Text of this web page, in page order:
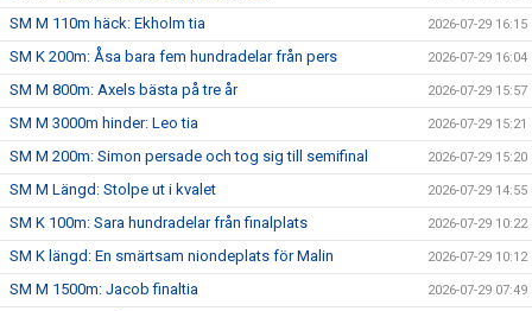
SM M 110m häck: Ekholm tia 2026-07-29 16:15
SM K 200m: Åsa bara fem hundradelar från pers 2026-07-29 16:04
SM M 800m: Axels bästa på tre år 2026-07-29 15:57
SM M 3000m hinder: Leo tia 2026-07-29 15:21
SM M 200m: Simon persade och tog sig till semifinal 2026-07-29 15:20
SM M Längd: Stolpe ut i kvalet 2026-07-29 14:55
SM K 100m: Sara hundradelar från finalplats 2026-07-29 10:22
SM K längd: En smärtsam niondeplats för Malin 2026-07-29 10:12
SM M 1500m: Jacob finaltia 2026-07-29 07:49